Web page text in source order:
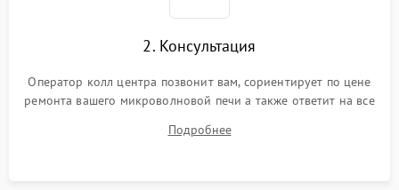
2. Консультация
Оператор колл центра позвонит вам, сориентирует по цене
ремонта вашего микроволновой печи а также ответит на все
Подробнее